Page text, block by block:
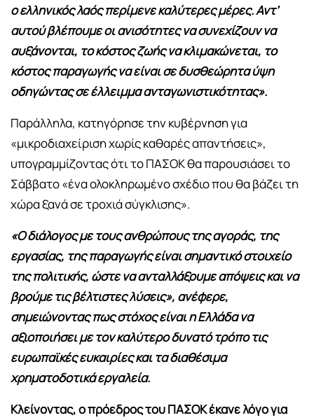
ο ελληνικός λαός περίμενε καλύτερες μέρες. Αντ’
αυτού βλέπουμε οι ανισότητες να συνεχίζουν να
αυξάνονται, το κόστος ζωής να κλιμακώνεται, το
κόστος παραγωγής να είναι σε δυσθεώρητα ύψη
οδηγώντας σε έλλειμμα ανταγωνιστικότητας».
Παράλληλα, κατηγόρησε την κυβέρνηση για
«μικροδιαχείριση χωρίς καθαρές απαντήσεις»,
υπογραμμίζοντας ότι το ΠΑΣΟΚ θα παρουσιάσει το
Σάββατο «ένα ολοκληρωμένο σχέδιο που θα βάζει τη
χώρα ξανά σε τροχιά σύγκλισης».
«Ο διάλογος με τους ανθρώπους της αγοράς, της
εργασίας, της παραγωγής είναι σημαντικό στοιχείο
της πολιτικής, ώστε να ανταλλάξουμε απόψεις και να
βρούμε τις βέλτιστες λύσεις», ανέφερε,
σημειώνοντας πως στόχος είναι η Ελλάδα να
αξιοποιήσει με τον καλύτερο δυνατό τρόπο τις
ευρωπαϊκές ευκαιρίες και τα διαθέσιμα
χρηματοδοτικά εργαλεία.
Κλείνοντας, ο πρόεδρος του ΠΑΣΟΚ έκανε λόγο για